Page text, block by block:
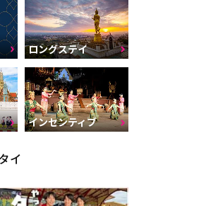
ロングステイ
インセンティブ
イ